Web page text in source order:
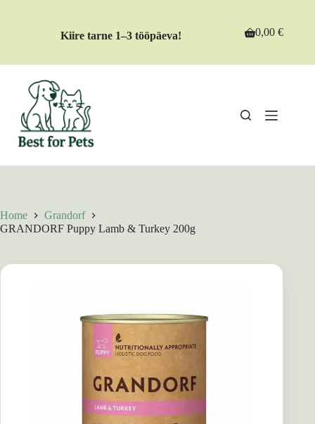
Kiire tarne 1–3 tööpäeva!
Shopping
0,00€
Home
Grandorf
GRANDORF Puppy Lamb & Turkey 200g